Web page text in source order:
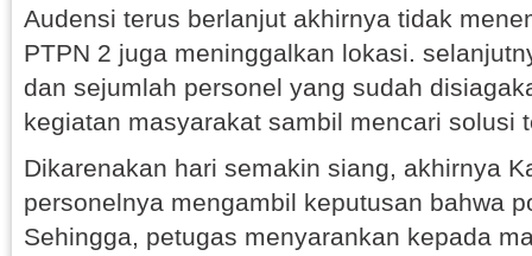
Audensi terus berlanjut akhirnya tidak
PTPN 2 juga meninggalkan lokasi.
dan sejumlah personel yang sudah
kegiatan masyarakat sambil mencari solusi
Dikarenakan hari semakin siang, akhirnya
personelnya mengambil keputusan bahwa
Sehingga, petugas menyarankan kepada